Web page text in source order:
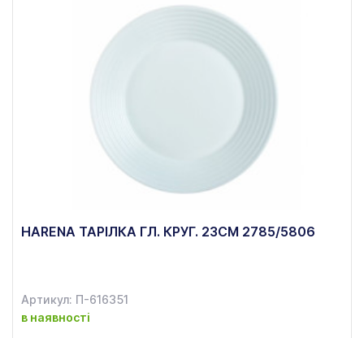
HARENA ТАРІЛКА ГЛ. КРУГ. 23СМ 2785/5806
Артикул: П-616351
в наявності